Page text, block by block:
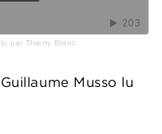
par Thierry Blanc
Musso lu